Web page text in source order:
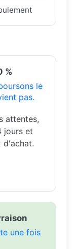
%
le
pas.
attentes,
jours et
d'achat.
une fois